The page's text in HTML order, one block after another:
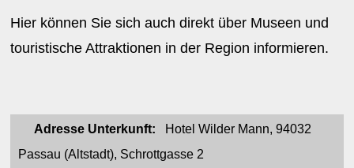
Hier können Sie sich auch direkt über Museen und
touristische Attraktionen in der Region informieren.
Adresse Unterkunft: Hotel Wilder Mann, 94032
Passau (Altstadt), Schrottgasse 2